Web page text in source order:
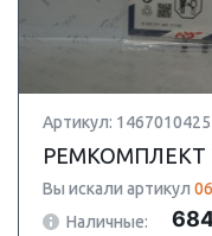
Артикул: 1467010425 |
РЕМКОМПЛЕКТ
Вы искали артикул
Наличные: